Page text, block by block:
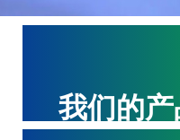
我们的产